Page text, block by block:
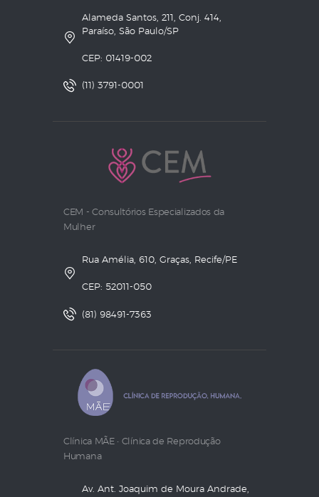
Alameda Santos, 211, Conj. 414,
Paraíso, São Paulo/SP
CEP: 01419-002
(11) 3791-0001
CEM - Consultórios Especializados da
Mulher
Rua Amélia, 610, Graças, Recife/PE
CEP: 52011-050
(81) 98491-7363
Clínica MÃE • Clínica de Reprodução
Humana
Av. Ant. Joaquim de Moura Andrade,